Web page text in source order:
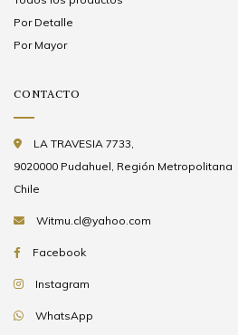
Por Detalle
Por Mayor
CONTACTO
LA TRAVESIA 7733,
9020000 Pudahuel, Región Metropolitana
Chile
Witmu.cl@yahoo.com
Facebook
Instagram
WhatsApp